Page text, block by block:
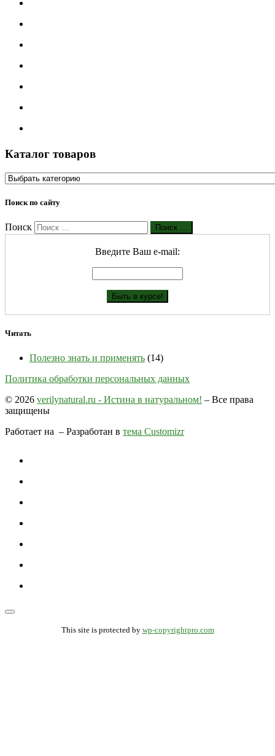
Каталог товаров
Поиск по сайту
Поиск Поиск …
Введите Ваш е-mail:
Читать
Полезно знать и применять (14)
Политика обработки персональных данных
© 2026 verilynatural.ru - Истина в натуральном! – Все права
защищены
Работает на – Разработан в тема Customizr
This site is protected by wp-copyrightpro.com